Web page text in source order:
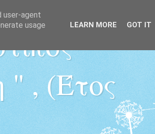
, (Έτος
user-agent
usage
LEARN MORE GOT IT